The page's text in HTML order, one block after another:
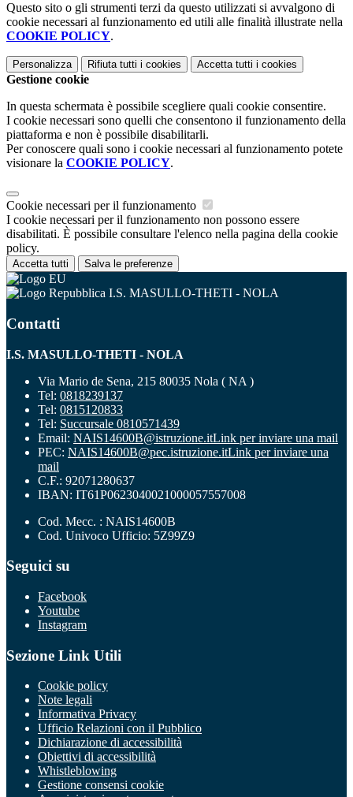
Questo sito o gli strumenti terzi da questo utilizzati si avvalgono di
cookie necessari al funzionamento ed utili alle finalità illustrate nella
COOKIE POLICY.
Personalizza Rifiuta tutti i cookies Accetta tutti i cookies
Gestione cookie
In questa schermata è possibile scegliere quali cookie consentire.
I cookie necessari sono quelli che consentono il funzionamento della
piattaforma e non è possibile disabilitarli.
Per conoscere quali sono i cookie necessari al funzionamento potete
visionare la COOKIE POLICY.
Cookie necessari per il funzionamento
I cookie necessari per il funzionamento non possono essere
disabilitati. È possibile consultare l'elenco nella pagina della cookie
policy.
Accetta tutti Salva le preferenze
I.S. MASULLO-THETI - NOLA
Contatti
I.S. MASULLO-THETI - NOLA
Via Mario de Sena, 215 80035 Nola ( NA )
Tel: 0818239137
Tel: 0815120833
Tel: Succursale 0810571439
Email: NAIS14600B@istruzione.itLink per inviare una mail
PEC: NAIS14600B@pec.istruzione.itLink per inviare una
mail
C.F.: 92071280637
IBAN: IT61P0623040021000057557008
Cod. Mecc. : NAIS14600B
Cod. Univoco Ufficio: 5Z99Z9
Seguici su
Facebook
Youtube
Instagram
Sezione Link Utili
Cookie policy
Note legali
Informativa Privacy
Ufficio Relazioni con il Pubblico
Dichiarazione di accessibilità
Obiettivi di accessibilità
Whistleblowing
Gestione consensi cookie